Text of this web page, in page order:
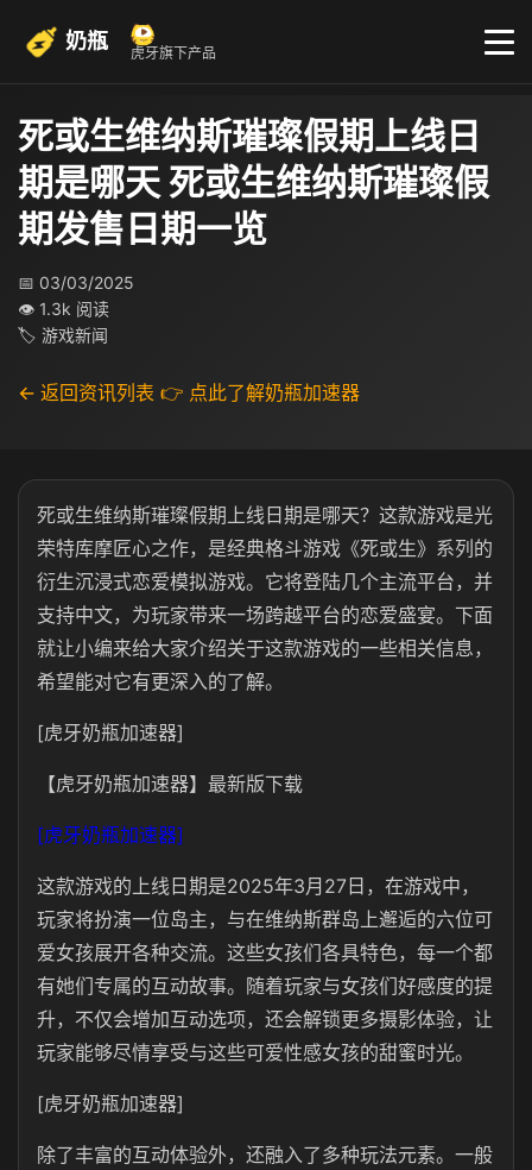
奶瓶 虎牙旗下产品
死或生维纳斯璀璨假期上线日
期是哪天 死或生维纳斯璀璨假
期发售日期一览
📅 03/03/2025
👁 1.3k 阅读
🏷 游戏新闻
← 返回资讯列表 👉 点此了解奶瓶加速器
死或生维纳斯璀璨假期上线日期是哪天？ 这款游戏是光
荣特库摩匠心之作，是经典格斗游戏《死或生》系列的
衍生沉浸式恋爱模拟游戏。它将登陆几个主流平台，并
支持中文，为玩家带来一场跨越平台的恋爱盛宴。下面
就让小编来给大家介绍关于这款游戏的一些相关信息，
希望能对它有更深入的了解。
[虎牙奶瓶加速器]
【虎牙奶瓶加速器】最新版下载
[虎牙奶瓶加速器]
这款游戏的上线日期是2025年3月27日，在游戏中，
玩家将扮演一位岛主，与在维纳斯群岛上邂逅的六位可
爱女孩展开各种交流。这些女孩们各具特色，每一个都
有她们专属的互动故事。随着玩家与女孩们好感度的提
升，不仅会增加互动选项，还会解锁更多摄影体验，让
玩家能够尽情享受与这些可爱性感女孩的甜蜜时光。
[虎牙奶瓶加速器]
除了丰富的互动体验外，还融入了多种玩法元素。一般